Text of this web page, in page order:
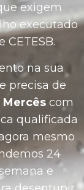
exigem
executado
CETESB.
na sua
precisa de
Mercês com
qualificada
mesmo
24
e